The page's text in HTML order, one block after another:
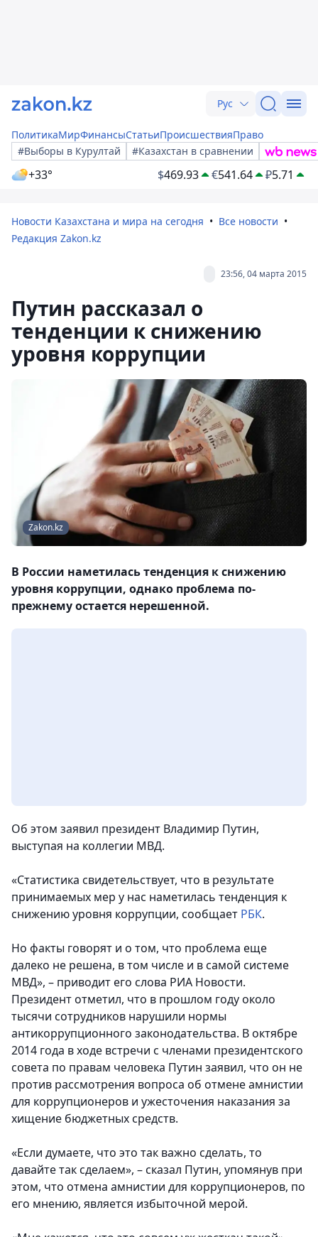
Рус
ПолитикаМирФинансыСтатьиПроисшествияПраво
#Выборы в Курултай
#Казахстан в сравнении
+33° $469.93 €541.64 ₽5.71
Новости Казахстана и мира на сегодня
Все новости
Редакция Zakon.kz
23:56, 04 марта 2015
Путин рассказал о
тенденции к снижению
уровня коррупции
Zakon.kz
В России наметилась тенденция к снижению
уровня коррупции, однако проблема по-
прежнему остается нерешенной.
Об этом заявил президент Владимир Путин,
выступая на коллегии МВД.
«Статистика свидетельствует, что в результате
принимаемых мер у нас наметилась тенденция к
снижению уровня коррупции, сообщает РБК.
Но факты говорят и о том, что проблема еще
далеко не решена, в том числе и в самой системе
МВД», – приводит его слова РИА Новости.
Президент отметил, что в прошлом году около
тысячи сотрудников нарушили нормы
антикоррупционного законодательства. В октябре
2014 года в ходе встречи с членами президентского
совета по правам человека Путин заявил, что он не
против рассмотрения вопроса об отмене амнистии
для коррупционеров и ужесточения наказания за
хищение бюджетных средств.
«Если думаете, что это так важно сделать, то
давайте так сделаем», – сказал Путин, упомянув при
этом, что отмена амнистии для коррупционеров, по
его мнению, является избыточной мерой.